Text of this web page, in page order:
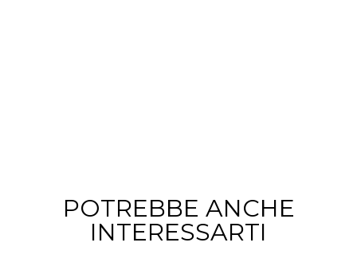
POTREBBE ANCHE
INTERESSARTI